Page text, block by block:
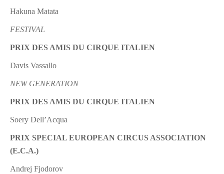
Hakuna Matata
FESTIVAL
PRIX DES AMIS DU CIRQUE ITALIEN
Davis Vassallo
NEW GENERATION
PRIX DES AMIS DU CIRQUE ITALIEN
Soery Dell’Acqua
PRIX SPECIAL EUROPEAN CIRCUS ASSOCIATION
(E.C.A.)
Andrej Fjodorov